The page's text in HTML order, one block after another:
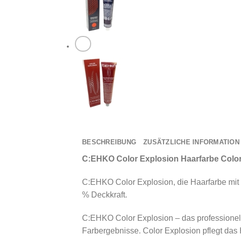
BESCHREIBUNG ZUSÄTZLICHE INFORMATION
C:EHKO Color Explosion Haarfarbe
C:EHKO Color Explosion, die Haarfarbe
% Deckkraft.
C:EHKO Color Explosion – das
Farbergebnisse. Color Explosion pflegt